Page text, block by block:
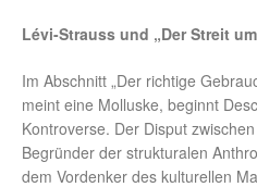
Lévi-Strauss und „Der Streit
Im Abschnitt „Der richtige
meint eine Molluske, beginnt
Kontroverse. Der Disput zwischen
Begründer der strukturalen
dem Vordenker des kulturellen